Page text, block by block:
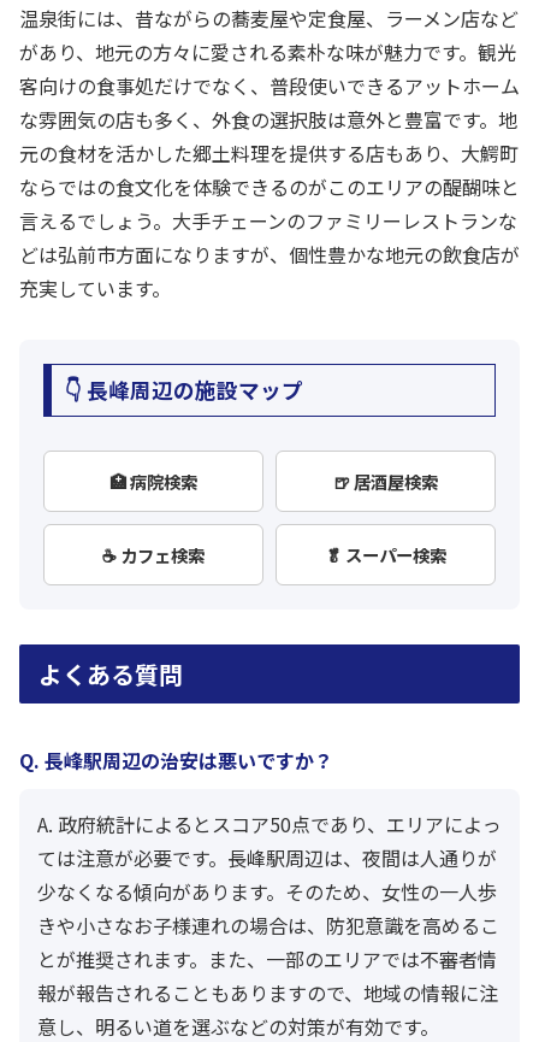
温泉街には、昔ながらの蕎麦屋や定食屋、ラーメン店など
があり、地元の方々に愛される素朴な味が魅力です。観光
客向けの食事処だけでなく、普段使いできるアットホーム
な雰囲気の店も多く、外食の選択肢は意外と豊富です。地
元の食材を活かした郷土料理を提供する店もあり、大鰐町
ならではの食文化を体験できるのがこのエリアの醍醐味と
言えるでしょう。大手チェーンのファミリーレストランな
どは弘前市方面になりますが、個性豊かな地元の飲食店が
充実しています。
👇 長峰周辺の施設マップ
🏥 病院検索 🍺 居酒屋検索
☕ カフェ検索 🥬 スーパー検索
よくある質問
Q. 長峰駅周辺の治安は悪いですか？
A. 政府統計によるとスコア50点であり、エリアによっ
ては注意が必要です。長峰駅周辺は、夜間は人通りが
少なくなる傾向があります。そのため、女性の一人歩
きや小さなお子様連れの場合は、防犯意識を高めるこ
とが推奨されます。また、一部のエリアでは不審者情
報が報告されることもありますので、地域の情報に注
意し、明るい道を選ぶなどの対策が有効です。